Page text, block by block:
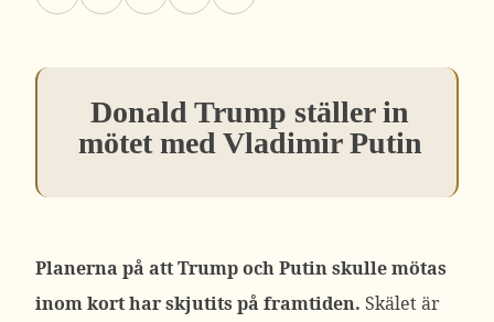
Donald Trump ställer in
mötet med Vladimir Putin
Planerna på att Trump och Putin skulle mötas
inom kort har skjutits på framtiden. Skälet är